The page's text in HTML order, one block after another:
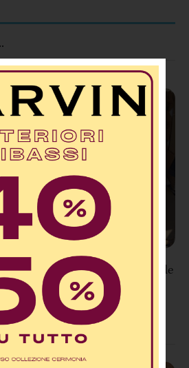
Telecom davanti al Tribunale
dormitorio di fortuna”